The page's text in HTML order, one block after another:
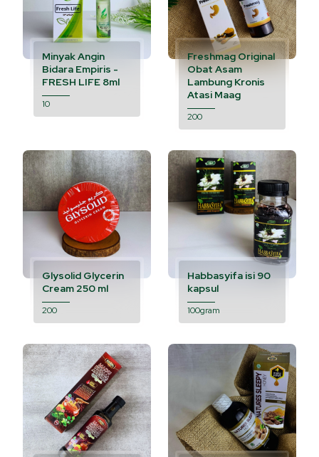
Minyak Angin
Bidara Empiris -
FRESH LIFE 8ml
10
Freshmag Original
Obat Asam
Lambung Kronis
Atasi Maag
200
Glysolid Glycerin
Cream 250 ml
200
Habbasyifa isi 90
kapsul
100gram